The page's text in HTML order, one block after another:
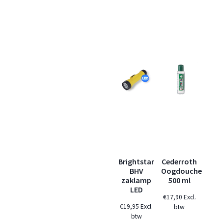
Brightstar
BHV
zaklamp
LED
€19,95 Excl.
btw
Cederroth
Oogdouche
500 ml
€17,90 Excl.
btw